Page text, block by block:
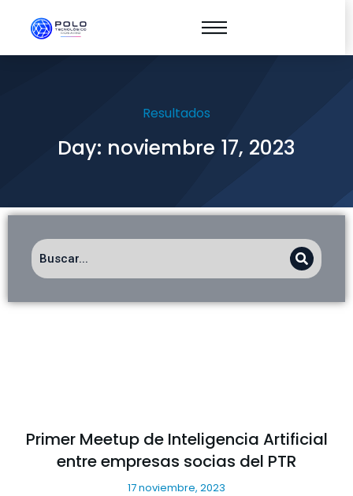
Resultados
Day: noviembre 17, 2023
Primer Meetup de Inteligencia Artificial
entre empresas socias del PTR
17 noviembre, 2023